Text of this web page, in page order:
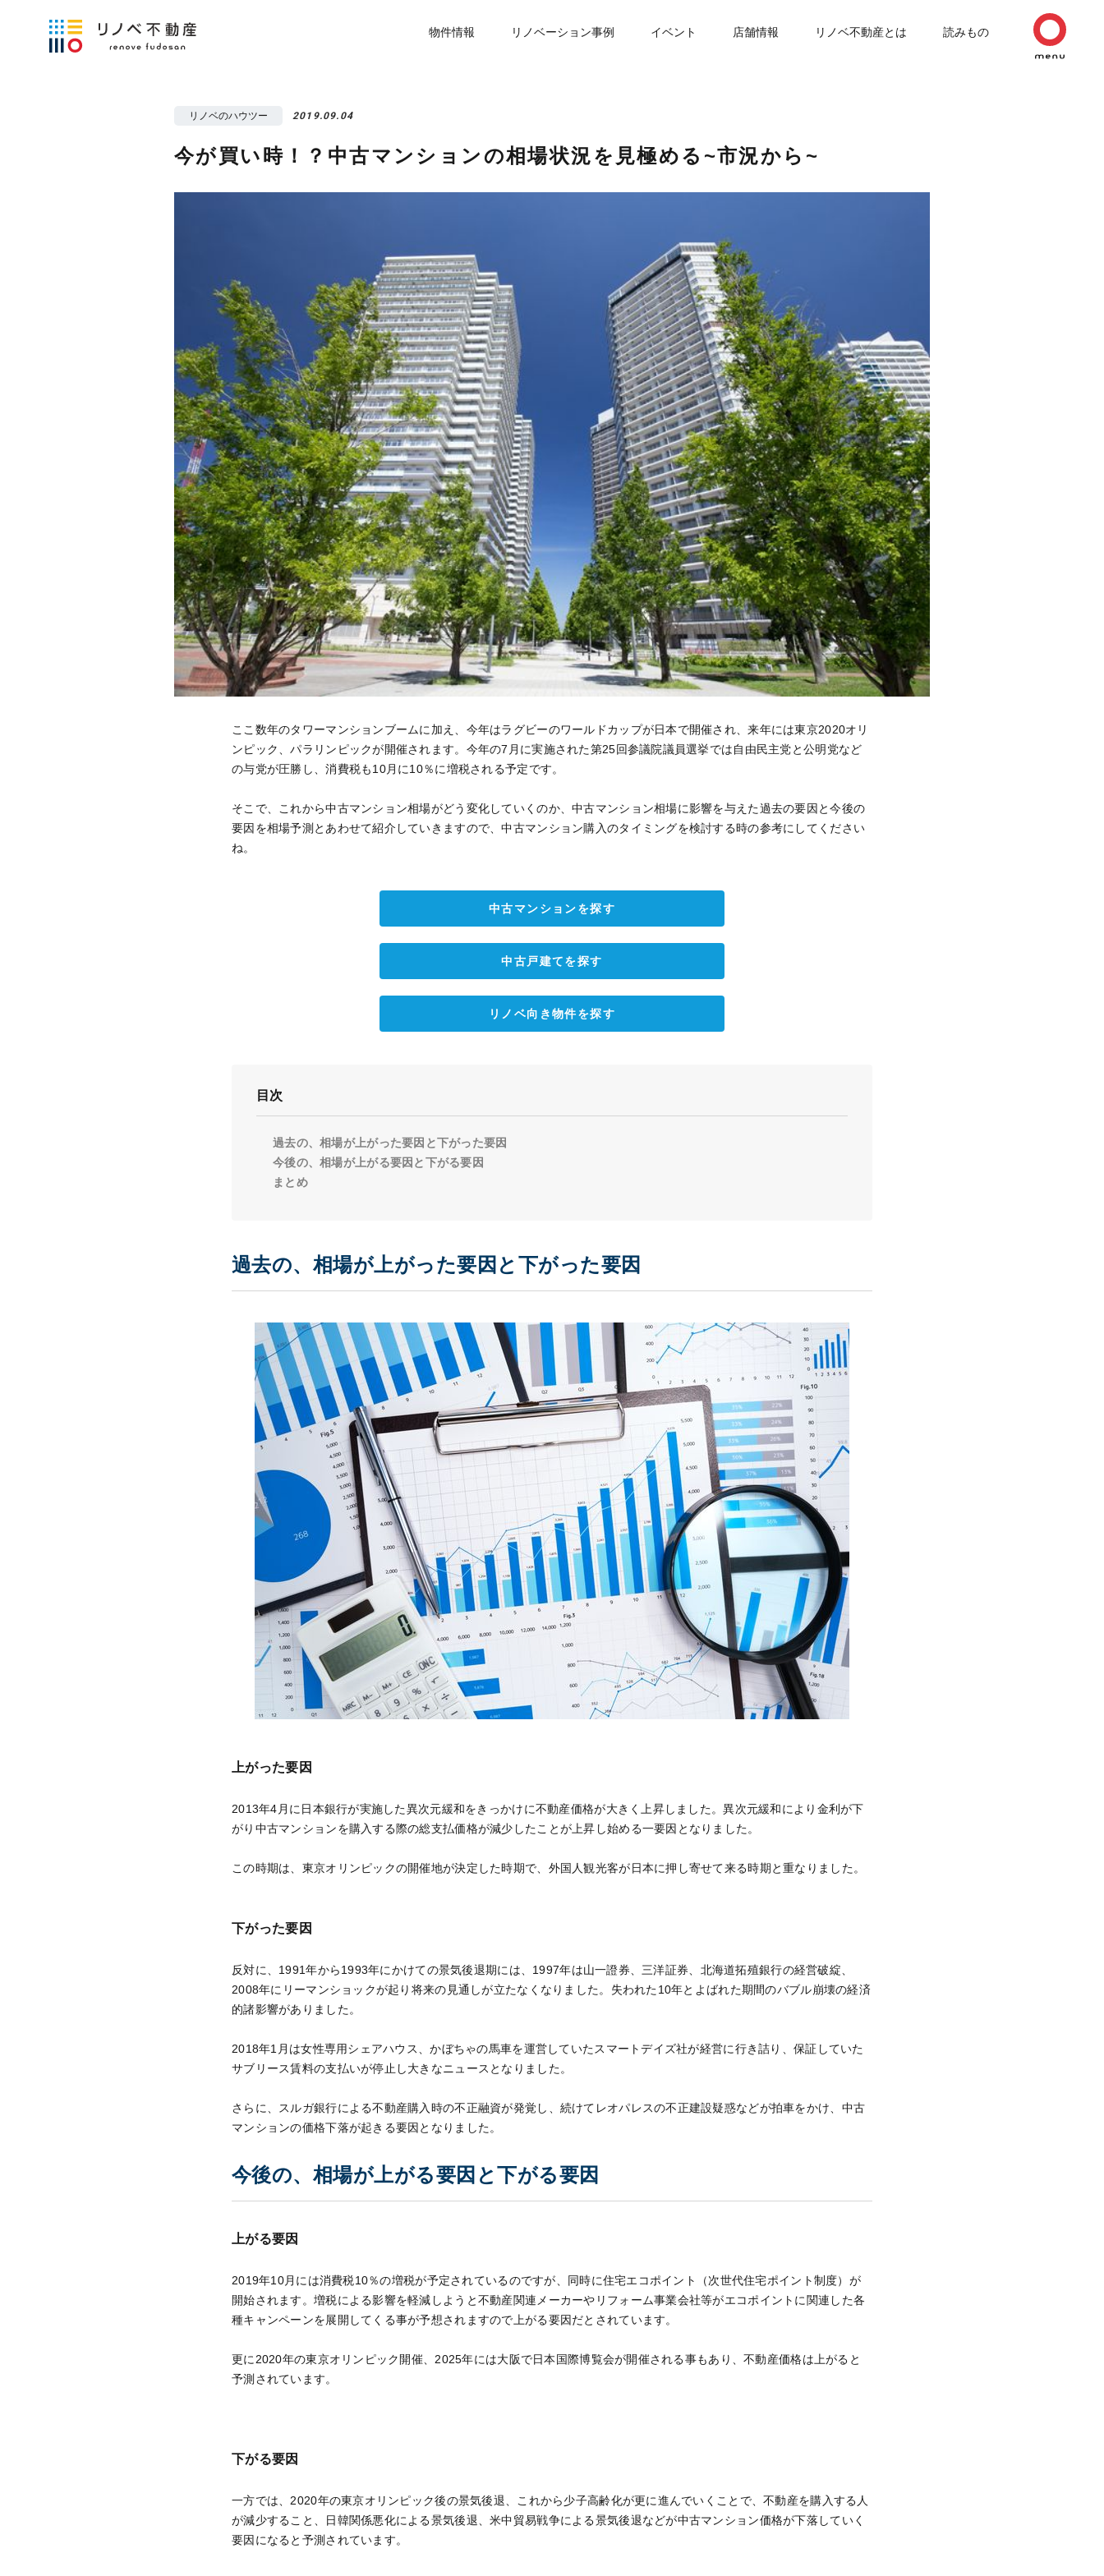
物件情報 リノベーション事例 イベント 店舗情報 リノベ不動産とは 読みもの
リノベのハウツー 2019.09.04
今が買い時！？中古マンションの相場状況を見極める~市況から~
ここ数年のタワーマンションブームに加え、今年はラグビーのワールドカップが日本で開催され、来年には東京2020オリ
ンピック、パラリンピックが開催されます。今年の7月に実施された第25回参議院議員選挙では自由民主党と公明党など
の与党が圧勝し、消費税も10月に10％に増税される予定です。
そこで、これから中古マンション相場がどう変化していくのか、中古マンション相場に影響を与えた過去の要因と今後の
要因を相場予測とあわせて紹介していきますので、中古マンション購入のタイミングを検討する時の参考にしてください
ね。
中古マンションを探す
中古戸建てを探す
リノベ向き物件を探す
目次
過去の、相場が上がった要因と下がった要因
今後の、相場が上がる要因と下がる要因
まとめ
過去の、相場が上がった要因と下がった要因
上がった要因
2013年4月に日本銀行が実施した異次元緩和をきっかけに不動産価格が大きく上昇しました。異次元緩和により金利が下
がり中古マンションを購入する際の総支払価格が減少したことが上昇し始める一要因となりました。
この時期は、東京オリンピックの開催地が決定した時期で、外国人観光客が日本に押し寄せて来る時期と重なりました。
下がった要因
反対に、1991年から1993年にかけての景気後退期には、1997年は山一證券、三洋証券、北海道拓殖銀行の経営破綻、
2008年にリーマンショックが起り将来の見通しが立たなくなりました。失われた10年とよばれた期間のバブル崩壊の経済
的諸影響がありました。
2018年1月は女性専用シェアハウス、かぼちゃの馬車を運営していたスマートデイズ社が経営に行き詰り、保証していた
サブリース賃料の支払いが停止し大きなニュースとなりました。
さらに、スルガ銀行による不動産購入時の不正融資が発覚し、続けてレオパレスの不正建設疑惑などが拍車をかけ、中古
マンションの価格下落が起きる要因となりました。
今後の、相場が上がる要因と下がる要因
上がる要因
2019年10月には消費税10％の増税が予定されているのですが、同時に住宅エコポイント（次世代住宅ポイント制度）が
開始されます。増税による影響を軽減しようと不動産関連メーカーやリフォーム事業会社等がエコポイントに関連した各
種キャンペーンを展開してくる事が予想されますので上がる要因だとされています。
更に2020年の東京オリンピック開催、2025年には大阪で日本国際博覧会が開催される事もあり、不動産価格は上がると
予測されています。
下がる要因
一方では、2020年の東京オリンピック後の景気後退、これから少子高齢化が更に進んでいくことで、不動産を購入する人
が減少すること、日韓関係悪化による景気後退、米中貿易戦争による景気後退などが中古マンション価格が下落していく
要因になると予測されています。